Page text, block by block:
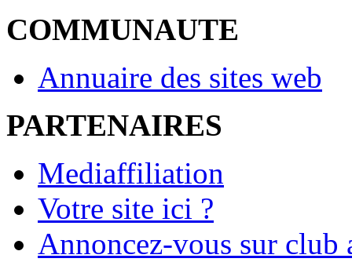
COMMUNAUTE
Annuaire des sites web
PARTENAIRES
Mediaffiliation
Votre site ici ?
Annoncez-vous sur